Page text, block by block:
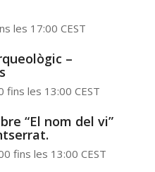
les 17:00 CEST
–
fins les 13:00 CEST
“El nom del vi”
fins les 13:00 CEST